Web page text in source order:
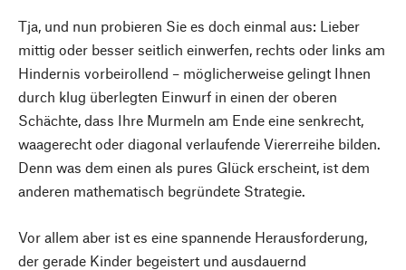
Tja, und nun probieren Sie es doch einmal aus: Lieber
mittig oder besser seitlich einwerfen, rechts oder links am
Hindernis vorbeirollend – möglicherweise gelingt Ihnen
durch klug überlegten Einwurf in einen der oberen
Schächte, dass Ihre Murmeln am Ende eine senkrecht,
waagerecht oder diagonal verlaufende Viererreihe bilden.
Denn was dem einen als pures Glück erscheint, ist dem
anderen mathematisch begründete Strategie.
Vor allem aber ist es eine spannende Herausforderung,
der gerade Kinder begeistert und ausdauernd